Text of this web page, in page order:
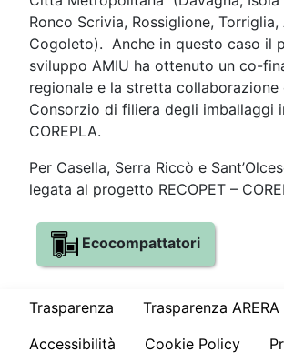
Ronco Scrivia, Rossiglione, Torriglia,
Cogoleto). Anche in questo caso il
sviluppo AMIU ha ottenuto un co-
regionale e la stretta collaborazione
Consorzio di filiera degli imballaggi
COREPLA.
Per Casella, Serra Riccò e
legata al progetto RECOPET –
Ecocompattatori
Trasparenza
Trasparenza ARERA
Accessibilità
Cookie Policy